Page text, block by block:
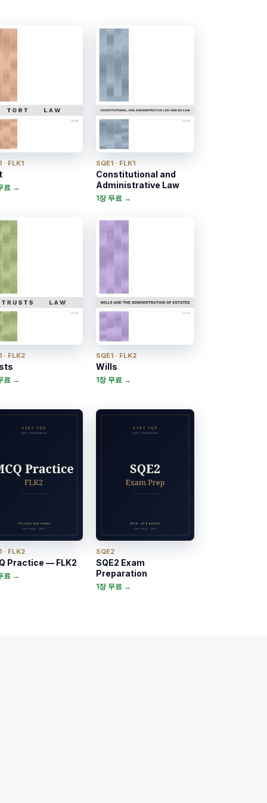
· FLK1
료 →
SQE1 · FLK1
Constitutional and
Administrative Law
1장 무료 →
· FLK2
료 →
SQE1 · FLK2
Wills
1장 무료 →
· FLK2
Practice — FLK2
료 →
SQE2
SQE2 Exam
Preparation
1장 무료 →